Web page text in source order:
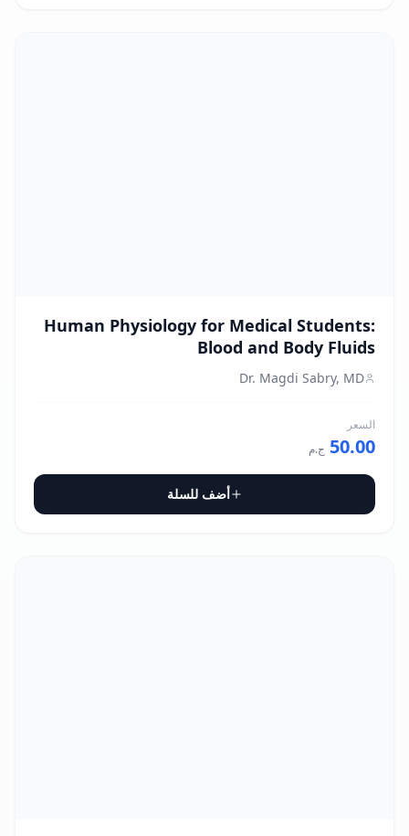
Human Physiology for Medical Students:
Blood and Body Fluids
Dr. Magdi Sabry, MD
السعر
50.00 ج.م
أضف للسلة